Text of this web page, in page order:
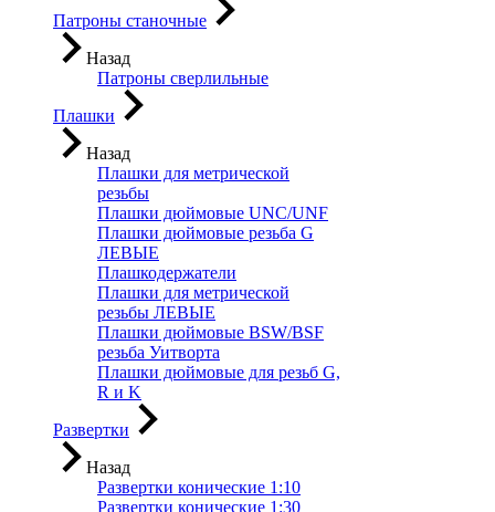
Патроны станочные
Назад
Патроны сверлильные
Плашки
Назад
Плашки для метрической
резьбы
Плашки дюймовые UNC/UNF
Плашки дюймовые резьба G
ЛЕВЫЕ
Плашкодержатели
Плашки для метрической
резьбы ЛЕВЫЕ
Плашки дюймовые BSW/BSF
резьба Уитворта
Плашки дюймовые для резьб G,
R и K
Развертки
Назад
Развертки конические 1:10
Развертки конические 1:30